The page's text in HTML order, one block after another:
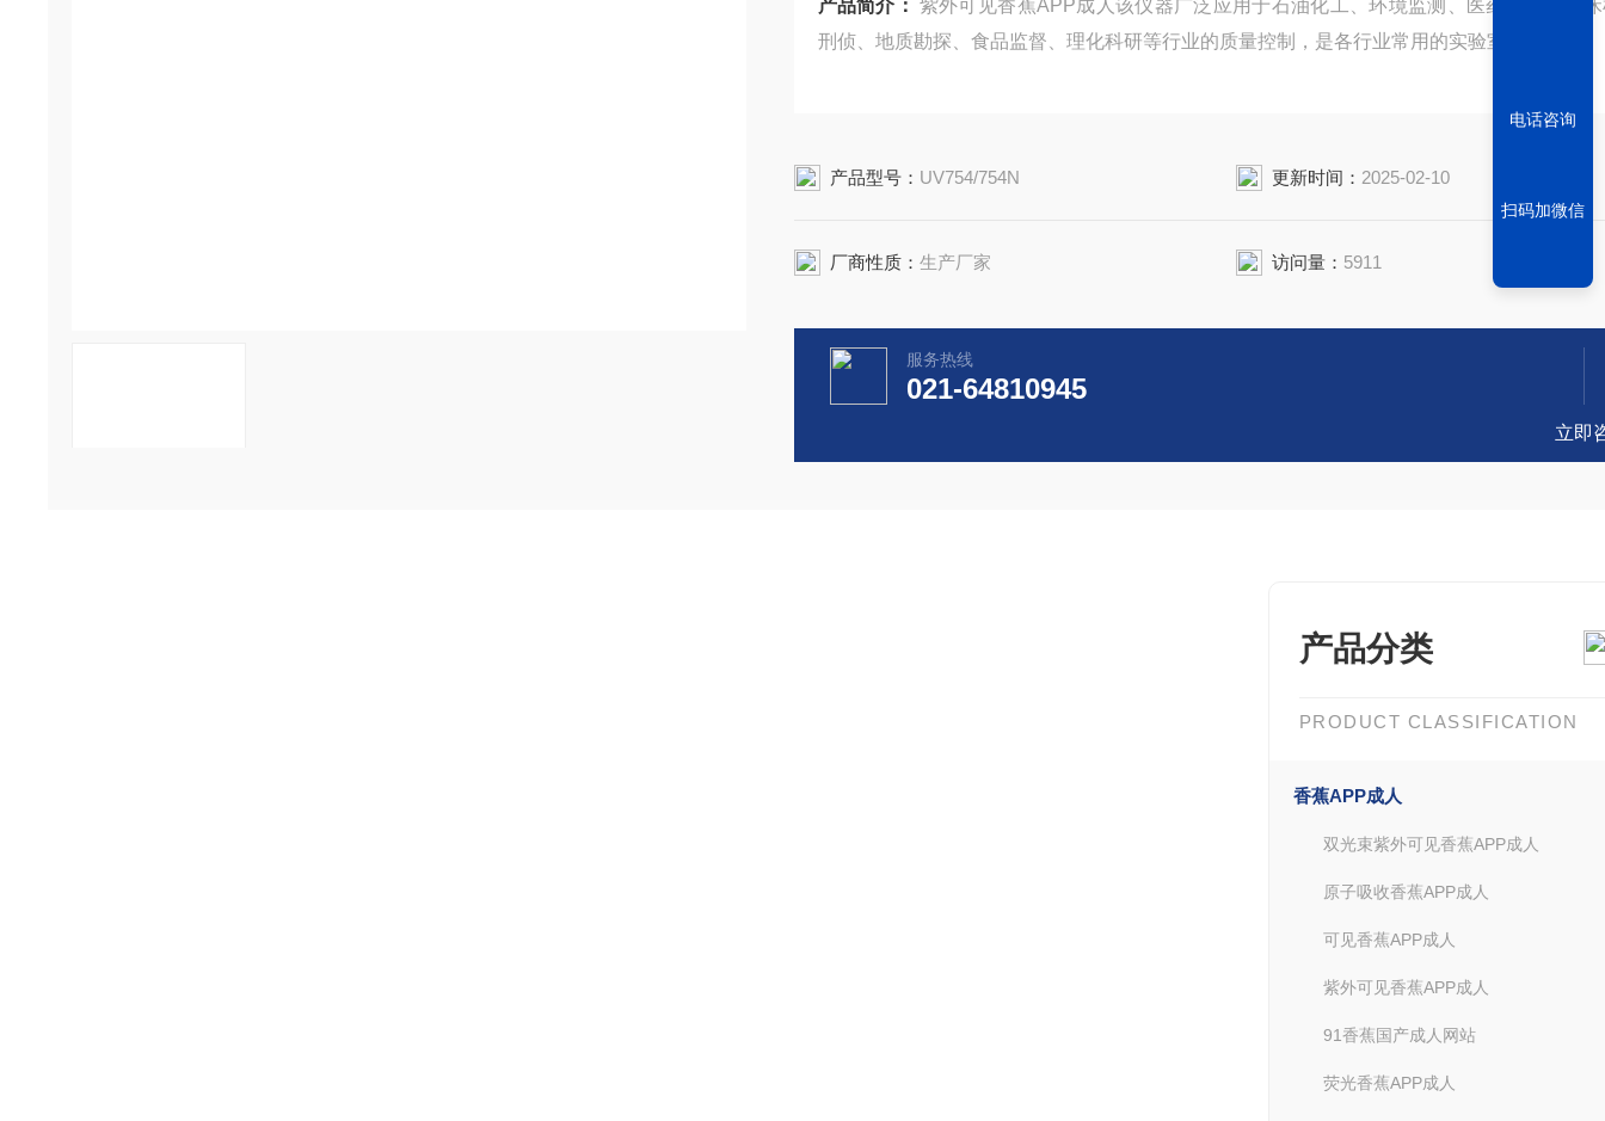
产品简介： 紫外可见香蕉APP成人该仪器广泛应用于石油化工、环境监测、医药卫生、临
刑侦、地质勘探、食品监督、理化科研等行业的质量控制，是各行业常用的实验室仪器。
产品型号： UV754/754N 更新时间： 2025-02-10
厂商性质： 生产厂家 访问量： 5911
服务热线
021-64810945
立即
产品分类
PRODUCT CLASSIFICATION
香蕉APP成人
双光束紫外可见香蕉APP成人
原子吸收香蕉APP成人
可见香蕉APP成人
紫外可见香蕉APP成人
91香蕉国产成人网站
荧光香蕉APP成人
电话咨询
扫码加微信